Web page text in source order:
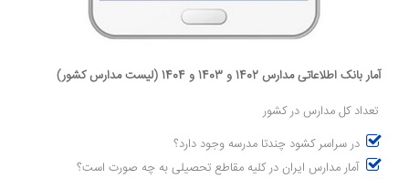
آمار بانک اطلاعاتی مدارس 1402 و 1403 و 1404 (لیست مدارس کشور)
تعداد کل مدارس در کشور
در سراسر کشود چندتا مدرسه وجود دارد؟
آمار مدارس ایران در کلیه مقاطع تحصیلی به چه صورت است؟